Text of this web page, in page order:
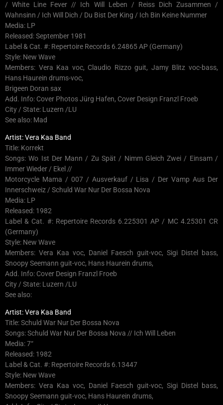
/ White Line Fever // Ich Will Leben / Reiss Dich Zusammen /
Wahnsinn / Ich Will Dich / Du Bist Der King / Ich Bin Keine Nummer
Media: LP
Released: September 1981
Label & Cat. #: Repertoire Records 6.24865 AP (Germany)
Style: New Wave
Members: Vera Kaa voc, Claudio Rizzo guit, Jamy Blitz voc-bass,
Hans Haurein drums-voc,
Brigeen Doran sax
Add. Info: Cover Photos Jürg Hafen, Cover Design Franzl Froeb
City / State: Luzern /LU
See also: Mad
Artist: Vera Kaa Band
Title: Korrekt
Songs: Wo Ist Der Mann / Zu Spät / Nimm Gleich Zwei / Einsam /
Immer Wieder / Ekel //
Motorcycle Mama / 007 / Ausverkauf / Lisa / Der Vamp Aus Der
Innerschweiz / Schuld War Nur Der Bossa Nova
Media: LP
Released: 1982
Label & Cat. #: Repertoire Records 6.225301 AP / MC 4.25301 CR
(Germany)
Style: New Wave
Members: Vera Kaa voc, Daniel Faesch guit-voc, Sigi Distel bass,
Snoopy Seemann guit-voc, Hans Haurein drums,
Add. Info: Cover Design Franzl Froeb
City / State: Luzern /LU
See also:
Artist: Vera Kaa Band
Title: Schuld War Nur Der Bossa Nova
Songs: Schuld War Nur Der Bossa Nova // Ich Will Leben
Media: 7“
Released: 1982
Label & Cat. #: Repertoire Records 6.13447
Style: New Wave
Members: Vera Kaa voc, Daniel Faesch guit-voc, Sigi Distel bass,
Snoopy Seemann guit-voc, Hans Haurein drums,